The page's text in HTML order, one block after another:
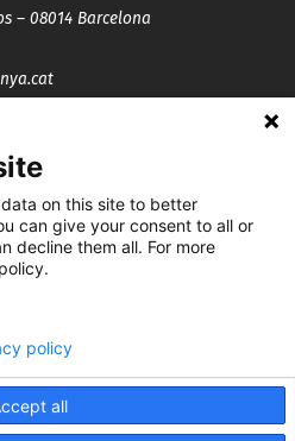
– 08014 Barcelona
on this site to better
can give your consent to all or
decline them all. For more
all
policy